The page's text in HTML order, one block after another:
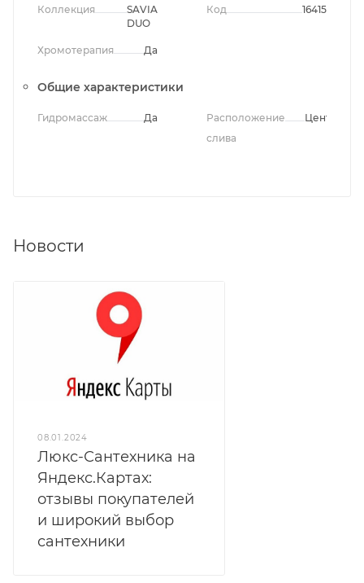
Коллекция
SAVIA
DUO
Хромотерапия Да
Код 16415
Общие характеристики
Гидромассаж Да
Расположение
слива
Новости
08.01.2024
Люкс-Сантехника на
Яндекс.Картах:
отзывы покупателей
и широкий выбор
сантехники